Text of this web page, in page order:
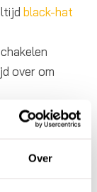
Over
black-hat
over om
op de